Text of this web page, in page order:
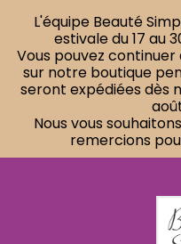
L'équipe Beauté
estivale du 17 au
Vous pouvez
sur notre boutique
seront expédiées dès
Nous vous
remercions